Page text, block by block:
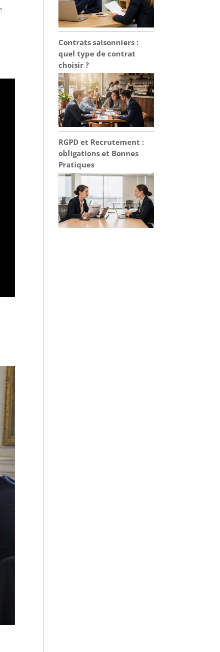
Contrats saisonniers :
quel type de contrat
choisir ?
RGPD et Recrutement :
obligations et Bonnes
Pratiques